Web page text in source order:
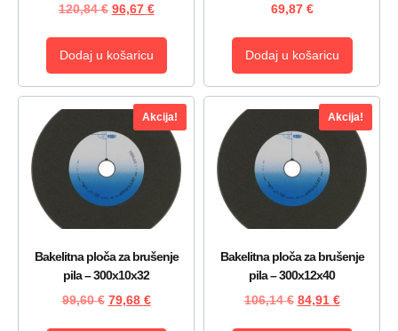
120,84€ 96,67 €
Dodaj u košaricu
69,87 €
Dodaj u košaricu
Akcija!
Bakelitna ploča za brušenje
pila – 300x10x32
99,60€ 79,68 €
Akcija!
Bakelitna ploča za brušenje
pila – 300x12x40
106,14€ 84,91 €